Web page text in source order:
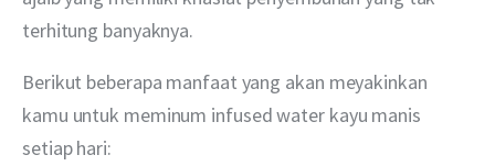
terhitung banyaknya.
Berikut beberapa manfaat yang akan meyakinkan
kamu untuk meminum infused water kayu manis
setiap hari: